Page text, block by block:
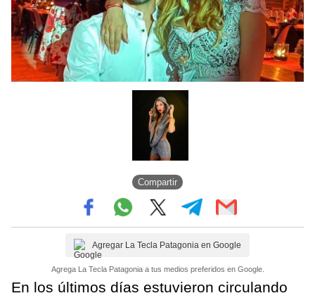
Compartir
Agregar La Tecla Patagonia en Google
Agrega La Tecla Patagonia a tus medios preferidos en Google.
En los últimos días estuvieron circulando